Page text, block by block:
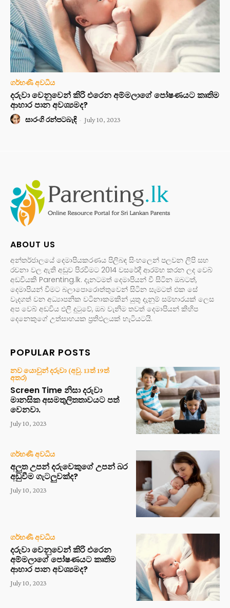
ගර්භණී අවධිය
දරුවා වෙනුවෙන් කිරි එරෙන අම්මලාගේ පෝෂණයට කෘතිම
ආහාර පාන අවශ්‍යමද?
සාරංගි රන්පටබැඳි - July 10, 2023
ABOUT US
අන්තර්ජාලයේ දෙමාපියකරණය පිලිබඳ සිංහලෙන් පලවන ලිපි සහ
රචනා වල ඇති අඩුව පිරවීමට 2014 වසරේදී ආරම්භ කරන ලද වෙබ්
අඩවියකි Parenting.lk. දැනටමත් දෙමාපියන් වී සිටින ඔබටත්,
දෙමාපියන් වීමට බලාපොරොත්තුවෙන් සිටින සැමටත් එක සේ
වැදගත් වන අධ්‍යාපනික වටිනාකමකින් යුතු දැනුම් සම්භාරයක් ලෙස
අප වෙබ් අඩවිය එලි දුටුවේ, ඔබ වැනිම තවත් දෙමාපියන් කිහිප
දෙනෙකුගේ උත්සාහයක ප්‍රතිඵලයක් හැටියටයි.
POPULAR POSTS
නව යොවුන් දරුවා (අවු. 13ත් 19ත්
අතර)
Screen Time නිසා දරුවා
මානසික අසමතුලිතතාවයට පත්
වෙනවා.
July 10, 2023
ගර්භණී අවධිය
අලුත උපන් දරුවෙකුගේ උපන් බර
අඩුවීම ගැටලුවක්ද?
July 10, 2023
ගර්භණී අවධිය
දරුවා වෙනුවෙන් කිරි එරෙන
අම්මලාගේ පෝෂණයට කෘතිම
ආහාර පාන අවශ්‍යමද?
July 10, 2023